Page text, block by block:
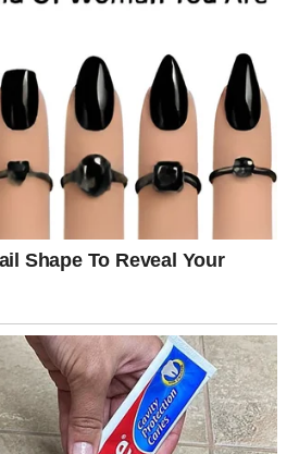
Izvorna tehnika korištenja
kratko vrijeme. Ogulite glavicu
na strateška mjesta gdje se
pristupne točke, uključujući vrata,
klupice i druge, dobit će
Započnite s uklanjanjem ljuski
češnjaka. Zatim ih stavite u zdjelu i
da prekriju. Ostavite da odstoji 15
sav češnjak.